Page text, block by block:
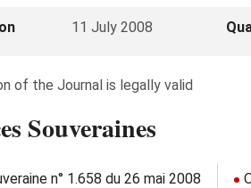
11 July 2008
of the Journal is legally valid
Souveraines
n° 1.658 du 26 mai 2008